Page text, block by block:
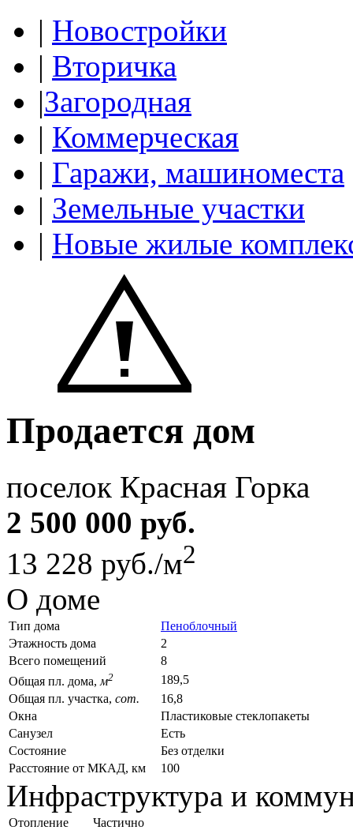
| Новостройки
| Вторичка
|Загородная
| Коммерческая
| Гаражи, машиноместа
| Земельные участки
| Новые жилые
Продается дом
поселок Красная Горка
2 500 000 руб.
13 228 руб./м2
О доме
Тип дома
Пеноблочный
Этажность дома
2
Всего помещений
8
Общая пл. дома, м2
189,5
Общая пл. участка, сот.
16,8
Окна
Пластиковые стеклопакеты
Санузел
Есть
Состояние
Без отделки
Расстояние от МКАД, км
100
Инфраструктура и
Отопление
Частично